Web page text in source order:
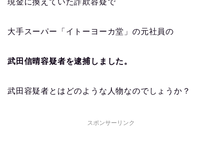
現金に換えていた詐欺容疑で
大手スーパー「イトーヨーカ堂」の元社員の
武田信晴容疑者を逮捕しました。
武田容疑者とはどのような人物なのでしょうか？
スポンサーリンク